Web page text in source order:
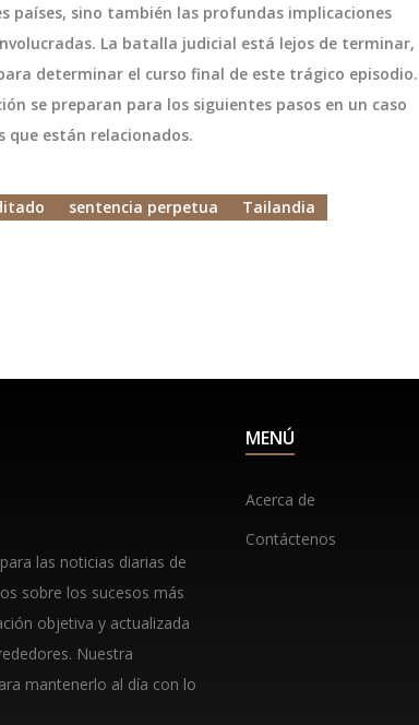
países, sino también las profundas implicaciones
La batalla judicial está lejos de terminar,
determinar el curso final de este trágico episodio.
se preparan para los siguientes pasos en un caso
que están relacionados.
sentencia perpetua Tailandia
las noticias diarias de
sobre los sucesos más
objetiva y actualizada
Nuestra
mantenerlo al día con lo
MENÚ
Acerca de
Contáctenos